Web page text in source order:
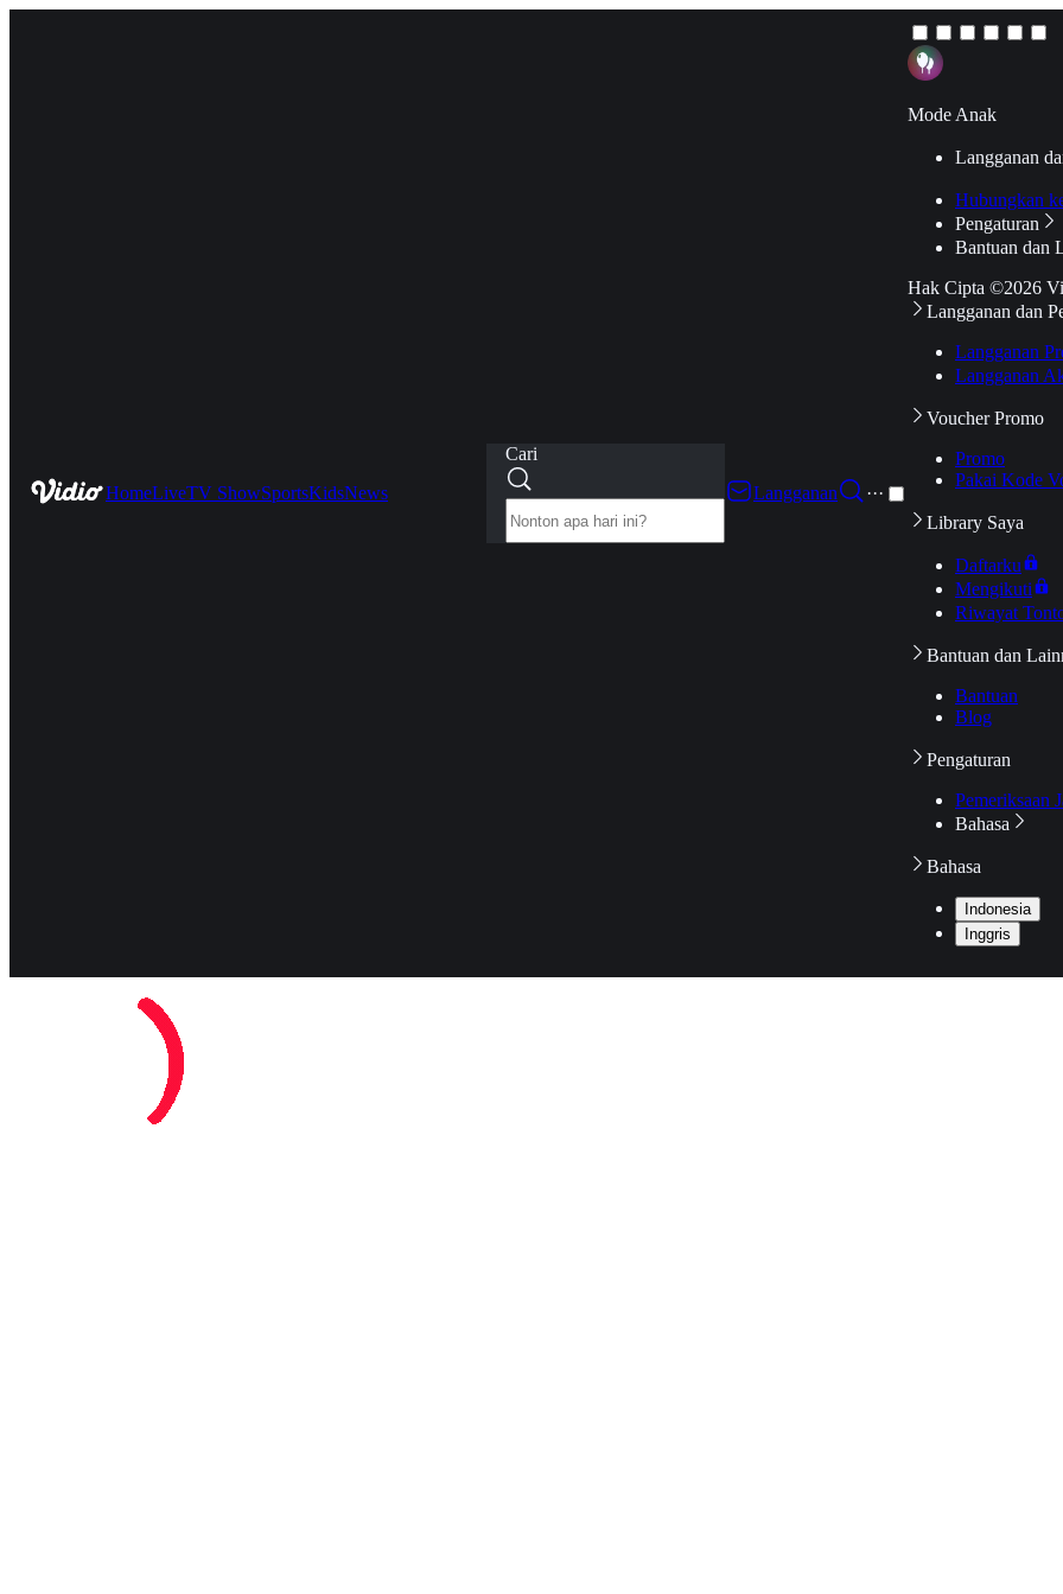
HomeLiveTV ShowSportsKidsNews
Cari
Langganan
···
Mode Anak
Langganan
Hubungkan
Pengaturan
Bantuan dan
Hak Cipta ©2026
Langganan dan
Langganan
Langganan
Voucher Promo
Promo
Pakai Kode
Library Saya
Daftarku
Mengikuti
Riwayat
Bantuan dan
Bantuan
Blog
Pengaturan
Pemeriksaan
Bahasa
Bahasa
Indonesia
Inggris